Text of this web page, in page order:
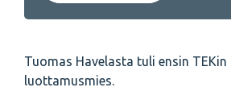
Tuomas Havelasta tuli ensin TEKin
luottamusmies.